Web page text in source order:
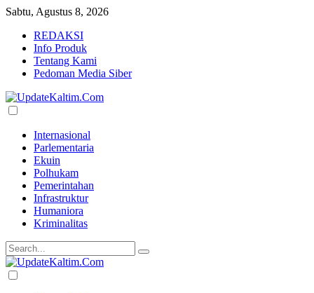
Sabtu, Agustus 8, 2026
REDAKSI
Info Produk
Tentang Kami
Pedoman Media Siber
Internasional
Parlementaria
Ekuin
Polhukam
Pemerintahan
Infrastruktur
Humaniora
Kriminalitas